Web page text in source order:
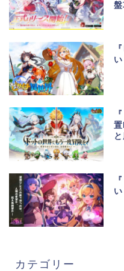
盤
カテゴリー